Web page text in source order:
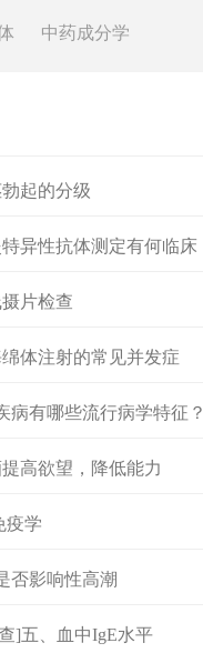
中药成分学
起的分级
异性抗体测定有何临床
片检查
体注射的常见并发症
病有哪些流行病学特征？
高欲望，降低能力
疫学
否影响性高潮
]五、血中IgE水平